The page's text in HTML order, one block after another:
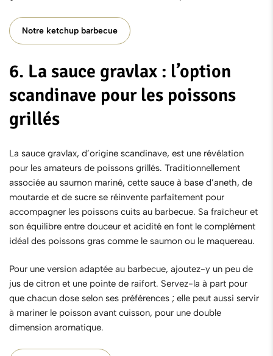
Notre ketchup barbecue
6. La sauce gravlax : l’option
scandinave pour les poissons
grillés
La sauce gravlax, d’origine scandinave, est une révélation
pour les amateurs de poissons grillés. Traditionnellement
associée au saumon mariné, cette sauce à base d’aneth, de
moutarde et de sucre se réinvente parfaitement pour
accompagner les poissons cuits au barbecue. Sa fraîcheur et
son équilibre entre douceur et acidité en font le complément
idéal des poissons gras comme le saumon ou le maquereau.
Pour une version adaptée au barbecue, ajoutez-y un peu de
jus de citron et une pointe de raifort. Servez-la à part pour
que chacun dose selon ses préférences ; elle peut aussi servir
à mariner le poisson avant cuisson, pour une double
dimension aromatique.